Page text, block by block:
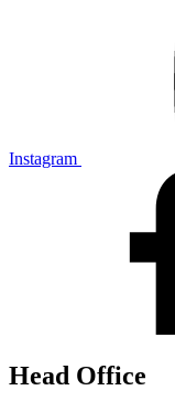
Instagram
Head Office